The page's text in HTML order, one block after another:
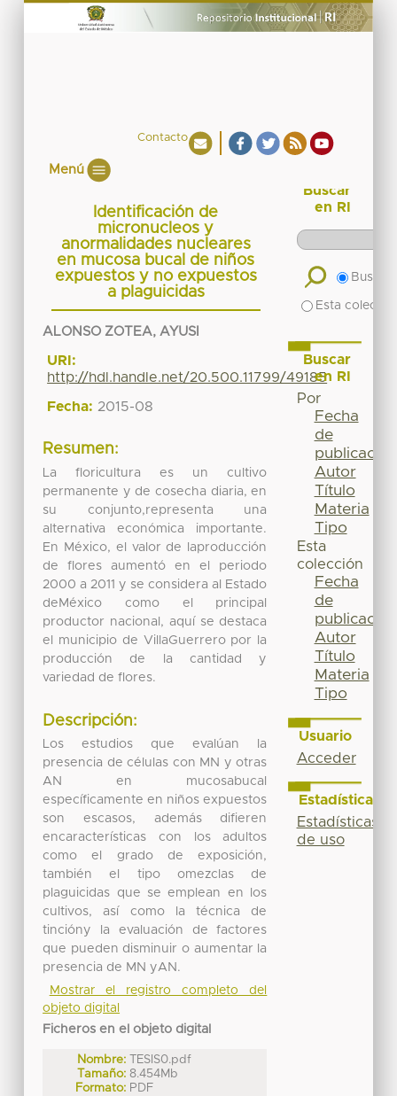
Contacto
Menú
Identificación de
micronucleos y
anormalidades nucleares
en mucosa bucal de niños
expuestos y no expuestos
a plaguicidas
ALONSO ZOTEA, AYUSI
URI:
http://hdl.handle.net/20.500.11799/49185
Fecha: 2015-08
Resumen:
La floricultura es un cultivo
permanente y de cosecha diaria, en
su conjunto,representa una
alternativa económica importante.
En México, el valor de laproducción
de flores aumentó en el periodo
2000 a 2011 y se considera al Estado
deMéxico como el principal
productor nacional, aquí se destaca
el municipio de VillaGuerrero por la
producción de la cantidad y
variedad de flores.
Descripción:
Los estudios que evalúan la
presencia de células con MN y otras
AN en mucosabucal
específicamente en niños expuestos
son escasos, además difieren
encaracterísticas con los adultos
como el grado de exposición,
también el tipo omezclas de
plaguicidas que se emplean en los
cultivos, así como la técnica de
tincióny la evaluación de factores
que pueden disminuir o aumentar la
presencia de MN yAN.
Mostrar el registro completo del
objeto digital
Ficheros en el objeto digital
Nombre:
TESIS0.pdf
Tamaño: 8.454Mb
Formato: PDF
Buscar
en RI
Buscar
Esta
Buscar
en RI
Por
Fecha
de
publicación
Autor
Título
Materia
Tipo
Esta
colección
Fecha
de
publicación
Autor
Título
Materia
Tipo
Usuario
Acceder
Estadísticas
Estadísticas
de uso